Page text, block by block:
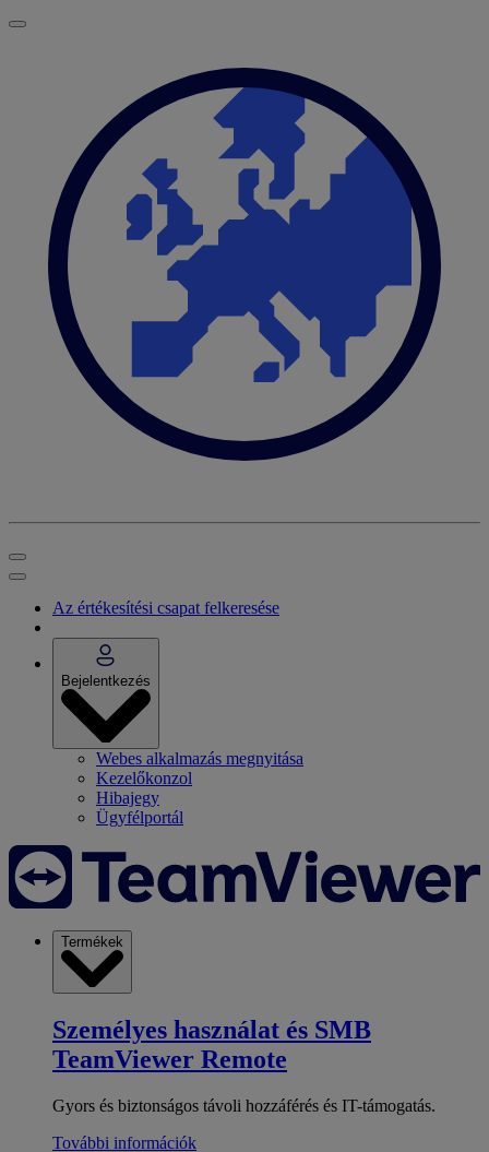
Az értékesítési csapat felkeresése
Bejelentkezés
Webes alkalmazás megnyitása
Kezelőkonzol
Hibajegy
Ügyfélportál
Termékek
Személyes használat és SMB
TeamViewer Remote
Gyors és biztonságos távoli hozzáférés és IT-támogatás.
További információk